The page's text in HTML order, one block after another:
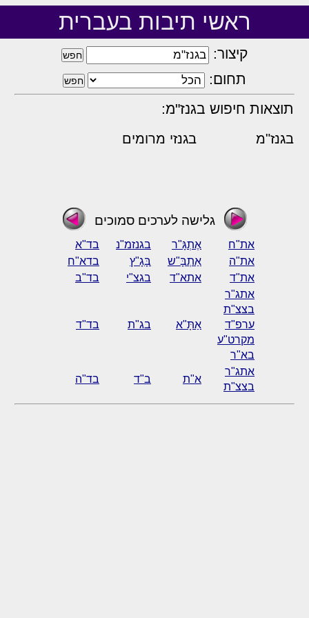
ראשי תיבות בעברית
קיצור:
תחום:
תוצאות חיפוש בגנז"מ:
בגנז"מ בגנזי מרומים
גלישה לערכים סמוכים
את"ח אֶתְגָּ"ר בגנזמ"נ
בד"א
את"ה
אַתְבָּ"ש בָּגָ"ץ
בדא"ח
את"ד
אתא"ד בגצ"י
בד"ב
אתג"ר
בצצ"ת
ערפ"ד
מקרט"ע
בא"ר
אַתָּ"א בג"ת בד"ד
אתג"ר
בצצ"ת
א"ת ב"ד בד"ה